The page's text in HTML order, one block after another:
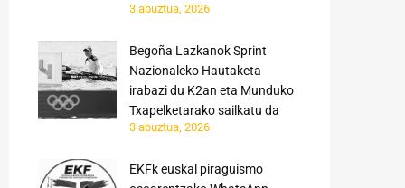
3 abuztua, 2026
Begoña Lazkanok Sprint
Nazionaleko Hautaketa
irabazi du K2an eta Munduko
Txapelketarako sailkatu da
3 abuztua, 2026
EKFk euskal piraguismo